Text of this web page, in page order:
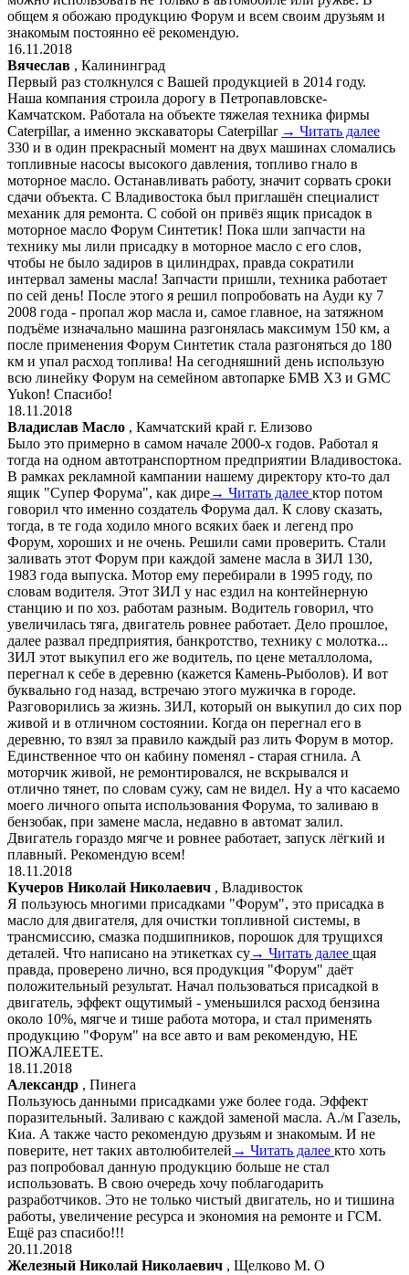
общем я обожаю продукцию Форум и всем своим друзьям и
знакомым постоянно её рекомендую.
16.11.2018
Вячеслав , Калининград
Первый раз столкнулся с Вашей продукцией в 2014 году.
Наша компания строила дорогу в Петропавловске-
Камчатском. Работала на объекте тяжелая техника фирмы
Caterpillar, а именно экскаваторы Caterpillar → Читать далее
330 и в один прекрасный момент на двух машинах сломались
топливные насосы высокого давления, топливо гнало в
моторное масло. Останавливать работу, значит сорвать сроки
сдачи объекта. С Владивостока был приглашён специалист
механик для ремонта. С собой он привёз ящик присадок в
моторное масло Форум Синтетик! Пока шли запчасти на
технику мы лили присадку в моторное масло с его слов,
чтобы не было задиров в цилиндрах, правда сократили
интервал замены масла! Запчасти пришли, техника работает
по сей день! После этого я решил попробовать на Ауди ку 7
2008 года - пропал жор масла и, самое главное, на затяжном
подъёме изначально машина разгонялась максимум 150 км, а
после применения Форум Синтетик стала разгоняться до 180
км и упал расход топлива! На сегодняшний день использую
всю линейку Форум на семейном автопарке БМВ Х3 и GMC
Yukon! Спасибо!
18.11.2018
Владислав Масло , Камчатский край г. Елизово
Было это примерно в самом начале 2000-х годов. Работал я
тогда на одном автотранспортном предприятии Владивостока.
В рамках рекламной кампании нашему директору кто-то дал
ящик "Супер Форума", как дире→ Читать далее ктор потом
говорил что именно создатель Форума дал. К слову сказать,
тогда, в те года ходило много всяких баек и легенд про
Форум, хороших и не очень. Решили сами проверить. Стали
заливать этот Форум при каждой замене масла в ЗИЛ 130,
1983 года выпуска. Мотор ему перебирали в 1995 году, по
словам водителя. Этот ЗИЛ у нас ездил на контейнерную
станцию и по хоз. работам разным. Водитель говорил, что
увеличилась тяга, двигатель ровнее работает. Дело прошлое,
далее развал предприятия, банкротство, технику с молотка...
ЗИЛ этот выкупил его же водитель, по цене металлолома,
перегнал к себе в деревню (кажется Камень-Рыболов). И вот
буквально год назад, встречаю этого мужичка в городе.
Разговорились за жизнь. ЗИЛ, который он выкупил до сих пор
живой и в отличном состоянии. Когда он перегнал его в
деревню, то взял за правило каждый раз лить Форум в мотор.
Единственное что он кабину поменял - старая сгнила. А
моторчик живой, не ремонтировался, не вскрывался и
отлично тянет, по словам сужу, сам не видел. Ну а что касаемо
моего личного опыта использования Форума, то заливаю в
бензобак, при замене масла, недавно в автомат залил.
Двигатель гораздо мягче и ровнее работает, запуск лёгкий и
плавный. Рекомендую всем!
18.11.2018
Кучеров Николай Николаевич , Владивосток
Я пользуюсь многими присадками "Форум", это присадка в
масло для двигателя, для очистки топливной системы, в
трансмиссию, смазка подшипников, порошок для трущихся
деталей. Что написано на этикетках су→ Читать далее щая
правда, проверено лично, вся продукция "Форум" даёт
положительный результат. Начал пользоваться присадкой в
двигатель, эффект ощутимый - уменьшился расход бензина
около 10%, мягче и тише работа мотора, и стал применять
продукцию "Форум" на все авто и вам рекомендую, НЕ
ПОЖАЛЕЕТЕ.
18.11.2018
Александр , Пинега
Пользуюсь данными присадками уже более года. Эффект
поразительный. Заливаю с каждой заменой масла. А./м Газель,
Киа. А также часто рекомендую друзьям и знакомым. И не
поверите, нет таких автолюбителей → Читать далее кто хоть
раз попробовал данную продукцию больше не стал
использовать. В свою очередь хочу поблагодарить
разработчиков. Это не только чистый двигатель, но и тишина
работы, увеличение ресурса и экономия на ремонте и ГСМ.
Ещё раз спасибо!!!
20.11.2018
Железный Николай Николаевич , Щелково М. О